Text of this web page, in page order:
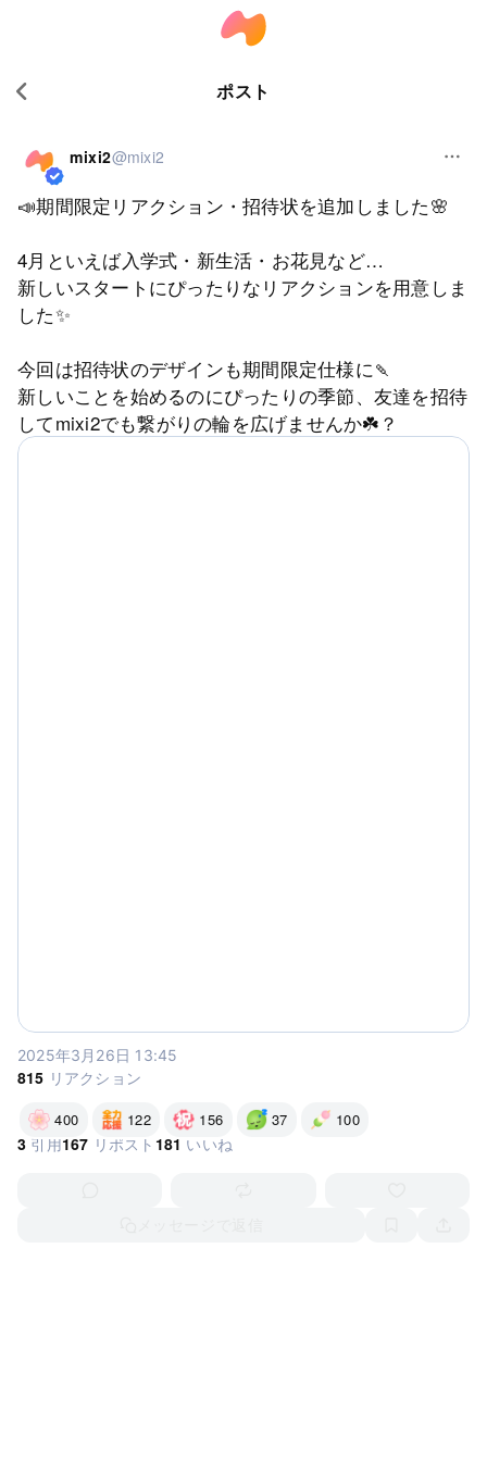
ポスト
mixi2@mixi2
📣期間限定リアクション・招待状を追加しました🌸
4月といえば入学式・新生活・お花見など…
新しいスタートにぴったりなリアクションを用意しま
した✨
今回は招待状のデザインも期間限定仕様に🍡
新しいことを始めるのにぴったりの季節、友達を招待
してmixi2でも繋がりの輪を広げませんか☘️？
2025年3月26日 13:45
815 リアクション
リアクションする
400 リアクションする
122 リアクションする
156 リアクションする
37 リアクションする
100
3 引用167 リポスト 181 いいね